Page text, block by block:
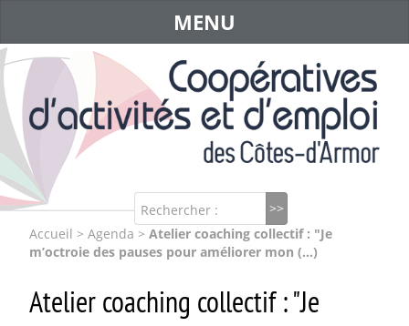
Rechercher :
MENU
Accueil > Agenda > Atelier coaching collectif : "Je
m’octroie des pauses pour améliorer mon (…)
Atelier coaching collectif : "Je